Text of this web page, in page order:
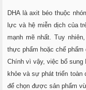
DHA là axit béo thuộc
lực và hệ miễn dịch của
mạnh mẽ nhất. Tuy
thực phẩm hoặc chế phẩm
Chính vì vậy, việc bổ
khỏe và sự phát triển toàn
để chọn được sản phẩm